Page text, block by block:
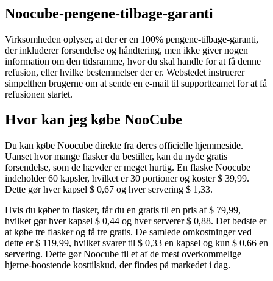
Noocube-pengene-tilbage-garanti
Virksomheden oplyser, at der er en 100% pengene-tilbage-garanti,
der inkluderer forsendelse og håndtering, men ikke giver nogen
information om den tidsramme, hvor du skal handle for at få denne
refusion, eller hvilke bestemmelser der er. Webstedet instruerer
simpelthen brugerne om at sende en e-mail til supportteamet for at få
refusionen startet.
Hvor kan jeg købe NooCube
Du kan købe Noocube direkte fra deres officielle hjemmeside.
Uanset hvor mange flasker du bestiller, kan du nyde gratis
forsendelse, som de hævder er meget hurtig. En flaske Noocube
indeholder 60 kapsler, hvilket er 30 portioner og koster $ 39,99.
Dette gør hver kapsel $ 0,67 og hver servering $ 1,33.
Hvis du køber to flasker, får du en gratis til en pris af $ 79,99,
hvilket gør hver kapsel $ 0,44 og hver serverer $ 0,88. Det bedste er
at købe tre flasker og få tre gratis. De samlede omkostninger ved
dette er $ 119,99, hvilket svarer til $ 0,33 en kapsel og kun $ 0,66 en
servering. Dette gør Noocube til et af de mest overkommelige
hjerne-boostende kosttilskud, der findes på markedet i dag.